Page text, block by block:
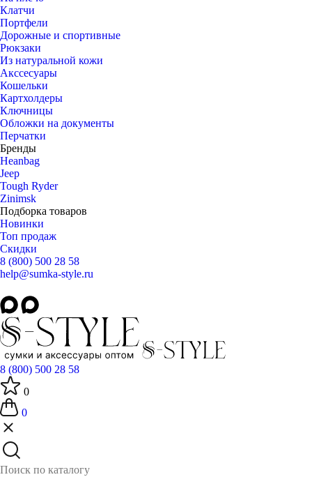
Клатчи
Портфели
Дорожные и спортивные
Рюкзаки
Из натуральной кожи
Акссесуары
Кошельки
Картхолдеры
Ключницы
Обложки на документы
Перчатки
Бренды
Heanbag
Jeep
Tough Ryder
Zinimsk
Подборка товаров
Новинки
Топ продаж
Скидки
8 (800) 500 28 58
help@sumka-style.ru
8 (800) 500 28 58
0
0